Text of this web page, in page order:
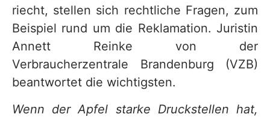
riecht, stellen sich rechtliche Fragen, zum
Beispiel rund um die Reklamation. Juristin
Annett Reinke von der
Verbraucherzentrale Brandenburg (VZB)
beantwortet die wichtigsten.
Wenn der Apfel starke Druckstellen hat,